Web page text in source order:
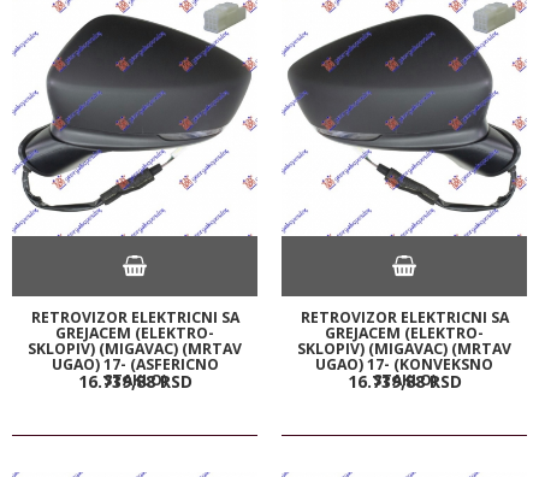
RETROVIZOR ELEKTRICNI SA
GREJACEM (ELEKTRO-
SKLOPIV) (MIGAVAC) (MRTAV
UGAO) 17- (ASFERICNO
STAKLO)
16.739,88 RSD
RETROVIZOR ELEKTRICNI SA
GREJACEM (ELEKTRO-
SKLOPIV) (MIGAVAC) (MRTAV
UGAO) 17- (KONVEKSNO
STAKLO)
16.739,88 RSD